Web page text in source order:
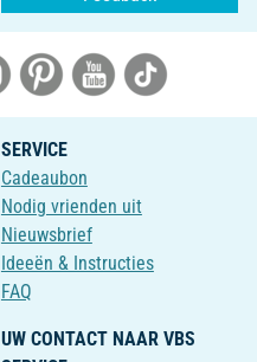
SERVICE
Cadeaubon
Nodig vrienden uit
Nieuwsbrief
Ideeën & Instructies
FAQ
UW CONTACT NAAR VBS